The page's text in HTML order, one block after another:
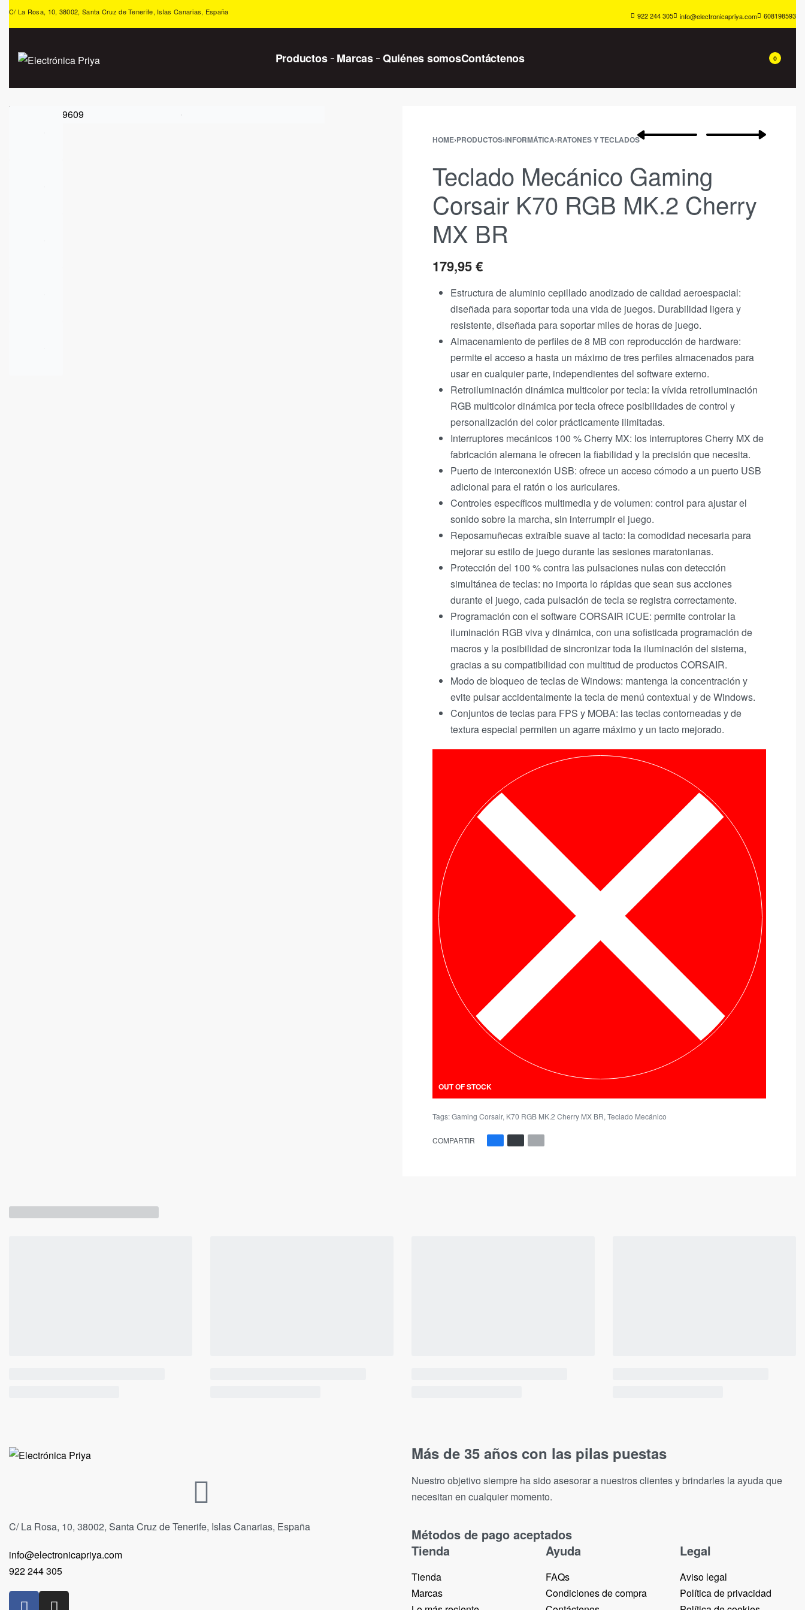
C/ La Rosa, 10, 38002, Santa Cruz de Tenerife, Islas Canarias, España 922 244 305 info@electronicapriya.com 608198593
Productos Marcas Quiénes somosContáctenos 0
HOME›PRODUCTOS›INFORMÁTICA›RATONES Y TECLADOS
Teclado Mecánico Gaming
Corsair K70 RGB MK.2 Cherry
MX BR
179,95€
Estructura de aluminio cepillado anodizado de calidad aeroespacial:
diseñada para soportar toda una vida de juegos. Durabilidad ligera y
resistente, diseñada para soportar miles de horas de juego.
Almacenamiento de perfiles de 8 MB con reproducción de hardware:
permite el acceso a hasta un máximo de tres perfiles almacenados para
usar en cualquier parte, independientes del software externo.
Retroiluminación dinámica multicolor por tecla: la vívida retroiluminación
RGB multicolor dinámica por tecla ofrece posibilidades de control y
personalización del color prácticamente ilimitadas.
Interruptores mecánicos 100 % Cherry MX: los interruptores Cherry MX de
fabricación alemana le ofrecen la fiabilidad y la precisión que necesita.
Puerto de interconexión USB: ofrece un acceso cómodo a un puerto USB
adicional para el ratón o los auriculares.
Controles específicos multimedia y de volumen: control para ajustar el
sonido sobre la marcha, sin interrumpir el juego.
Reposamuñecas extraíble suave al tacto: la comodidad necesaria para
mejorar su estilo de juego durante las sesiones maratonianas.
Protección del 100 % contra las pulsaciones nulas con detección
simultánea de teclas: no importa lo rápidas que sean sus acciones
durante el juego, cada pulsación de tecla se registra correctamente.
Programación con el software CORSAIR iCUE: permite controlar la
iluminación RGB viva y dinámica, con una sofisticada programación de
macros y la posibilidad de sincronizar toda la iluminación del sistema,
gracias a su compatibilidad con multitud de productos CORSAIR.
Modo de bloqueo de teclas de Windows: mantenga la concentración y
evite pulsar accidentalmente la tecla de menú contextual y de Windows.
Conjuntos de teclas para FPS y MOBA: las teclas contorneadas y de
textura especial permiten un agarre máximo y un tacto mejorado.
OUT OF STOCK
Tags:Gaming Corsair, K70 RGB MK.2 Cherry MX BR, Teclado Mecánico
COMPARTIR
C/ La Rosa, 10, 38002, Santa Cruz de Tenerife, Islas Canarias, España
info@electronicapriya.com
922 244 305
Más de 35 años con las pilas puestas
Nuestro objetivo siempre ha sido asesorar a nuestros clientes y brindarles la ayuda que
necesitan en cualquier momento.
Métodos de pago aceptados
Tienda
Tienda
Marcas
Ayuda
FAQs
Condiciones de compra
Legal
Aviso legal
Política de privacidad